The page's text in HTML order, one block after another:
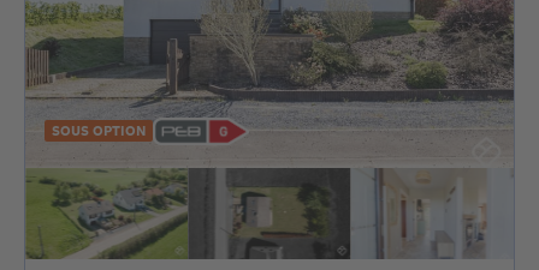
SOUS OPTION